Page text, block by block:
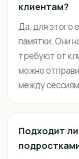
клиентам?
Да, для этого
памятки. Они
требуют от
можно
между
Подходит